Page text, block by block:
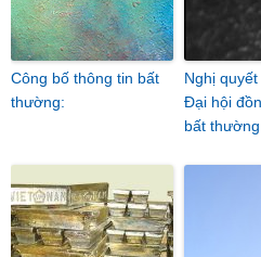
Công bố thông tin bất
thường:
Nghị
Đại hội
bất